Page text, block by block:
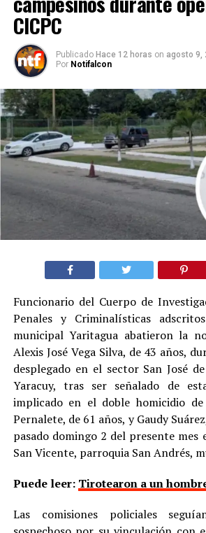
CICPC
Publicado Hace 12 horas on agosto 9,
Por Notifalcon
Funcionario del Cuerpo de
Penales y Criminalísticas
municipal Yaritagua abatieron la
Alexis José Vega Silva, de 43 años,
desplegado en el sector San José
Yaracuy, tras ser señalado de
implicado en el doble homicidio
Pernalete, de 61 años, y Gaudy
pasado domingo 2 del presente mes
San Vicente, parroquia San Andrés,
Puede leer: Tirotearon a un
Las comisiones policiales